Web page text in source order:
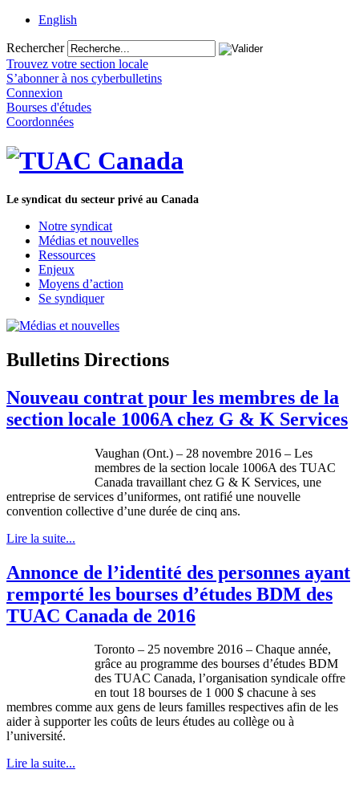
English
Rechercher
Trouvez votre section locale
S’abonner à nos cyberbulletins
Connexion
Bourses d'études
Coordonnées
Le syndicat du secteur privé au Canada
Notre syndicat
Médias et nouvelles
Ressources
Enjeux
Moyens d’action
Se syndiquer
Bulletins Directions
Nouveau contrat pour les membres de la
section locale 1006A chez G & K Services
Vaughan (Ont.) – 28 novembre 2016 – Les
membres de la section locale 1006A des TUAC
Canada travaillant chez G & K Services, une
entreprise de services d’uniformes, ont ratifié une nouvelle
convention collective d’une durée de cinq ans.
Lire la suite...
Annonce de l’identité des personnes ayant
remporté les bourses d’études BDM des
TUAC Canada de 2016
Toronto – 25 novembre 2016 – Chaque année,
grâce au programme des bourses d’études BDM
des TUAC Canada, l’organisation syndicale offre
en tout 18 bourses de 1 000 $ chacune à ses
membres comme aux gens de leurs familles respectives afin de les
aider à supporter les coûts de leurs études au collège ou à
l’université.
Lire la suite...